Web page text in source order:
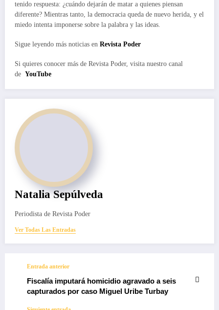
tenido respuesta: ¿cuándo dejarán de matar a quienes piensan
diferente? Mientras tanto, la democracia queda de nuevo herida, y el
miedo intenta imponerse sobre la palabra y las ideas.
Sigue leyendo más noticias en Revista Poder
Si quieres conocer más de Revista Poder, visita nuestro canal
de YouTube
Natalia Sepúlveda
Periodista de Revista Poder
Ver Todas Las Entradas
Entrada anterior
Fiscalía imputará homicidio agravado a seis
capturados por caso Miguel Uribe Turbay